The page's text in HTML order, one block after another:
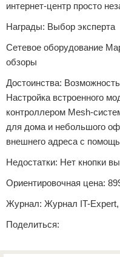
интернет-центр просто
Награды: Выбор эксперта
Сетевое оборудование
обзоры
Достоинства:
Настройка встроенного
контроллером Mesh-
для дома и небольшого
внешнего адреса с
Недостатки: Нет кнопки
Ориентировочная цена:
Журнал: Журнал IT-
Поделиться: